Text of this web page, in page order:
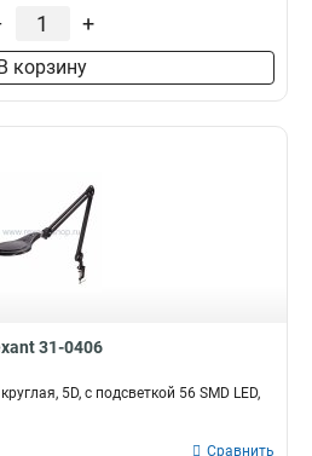
+
корзину
31-0406
5D, с подсветкой 56 SMD LED,
Сравнить